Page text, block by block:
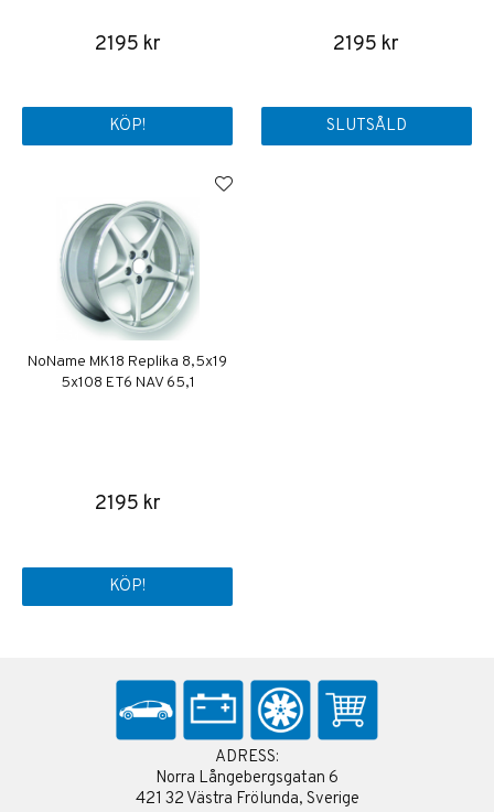
2195 kr
KÖP!
2195 kr
SLUTSÅLD
NoName MK18 Replika 8,5x19
5x108 ET6 NAV 65,1
2195 kr
KÖP!
ADRESS:
Norra Långebergsgatan 6
421 32 Västra Frölunda, Sverige